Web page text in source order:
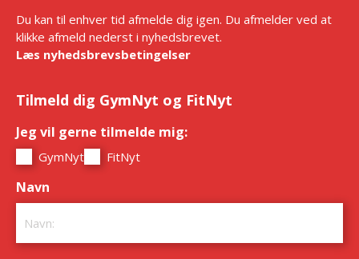
Du kan til enhver tid afmelde dig igen. Du afmelder ved at
klikke afmeld nederst i nyhedsbrevet.
Læs nyhedsbrevsbetingelser
Tilmeld dig GymNyt og FitNyt
Jeg vil gerne tilmelde mig:
GymNyt FitNyt
Navn